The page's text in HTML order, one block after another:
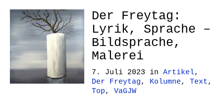
Der Freytag:
Lyrik, Sprache –
Bildsprache,
Malerei
7. Juli 2023 in Artikel,
Der Freytag, Kolumne, Text,
Top, VaGJW